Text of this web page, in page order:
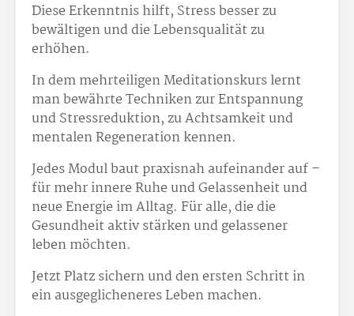
Diese Erkenntnis hilft, Stress besser zu
bewältigen und die Lebensqualität zu
erhöhen.
In dem mehrteiligen Meditationskurs lernt
man bewährte Techniken zur Entspannung
und Stressreduktion, zu Achtsamkeit und
mentalen Regeneration kennen.
Jedes Modul baut praxisnah aufeinander auf –
für mehr innere Ruhe und Gelassenheit und
neue Energie im Alltag. Für alle, die die
Gesundheit aktiv stärken und gelassener
leben möchten.
Jetzt Platz sichern und den ersten Schritt in
ein ausgeglicheneres Leben machen.